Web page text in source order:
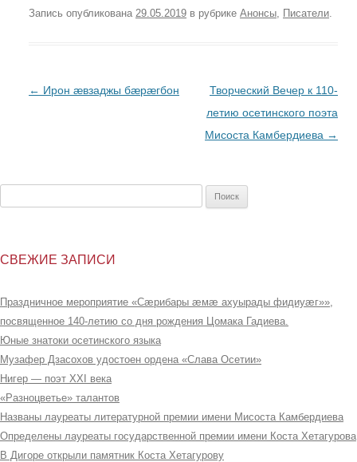
Запись опубликована 29.05.2019 в рубрике Анонсы Писатели
Post
← Ирон æвзаджы бæрæгбон
Творческий Вечер к 110-
летию осетинского поэта
Мисоста Камбердиева →
СВЕЖИЕ ЗАПИСИ
Праздничное мероприятие «Сæрибары æмæ ахуырады фидиуæг»»,
посвященное 140-летию со дня рождения Цомака Гадиева.
Юные знатоки осетинского языка
Музафер Дзасохов удостоен ордена «Слава Осетии»
Нигер — поэт XXI века
«Разноцветье» талантов
Названы лауреаты литературной премии имени Мисоста Камбердиева
Определены лауреаты государственной премии имени Коста Хетагурова
В Дигоре открыли памятник Коста Хетагурову